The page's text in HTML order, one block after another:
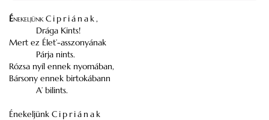
Énekeljünk Cipriának,
Drága Kints!
Mert ez Élet’-asszonyának
Párja nints.
Rózsa nyíl ennek nyomában,
Bársony ennek birtokábann
A’ bilints.
Énekeljünk Cipriának